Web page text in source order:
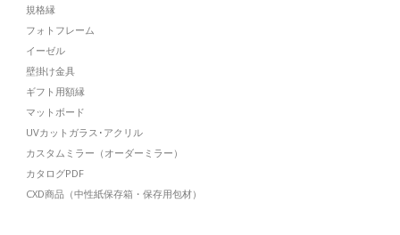
規格縁
フォトフレーム
イーゼル
壁掛け金具
ギフト用額縁
マットボード
UVカットガラス･アクリル
カスタムミラー（オーダーミラー）
カタログPDF
CXD商品（中性紙保存箱・保存用包材）